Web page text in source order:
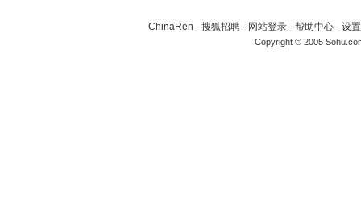
ChinaRen - 搜狐招聘 - 网站登录 - 帮助中心 - 设
Copyright © 2005